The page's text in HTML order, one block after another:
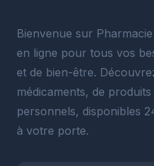
Bienvenue sur
en ligne pour tous vos
et de bien-être.
médicaments, de
personnels, disponibles
à votre porte.